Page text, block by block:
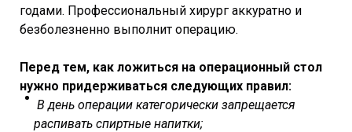
годами. Профессиональный хирург аккуратно и
безболезненно выполнит операцию.
Перед тем, как ложиться на операционный стол
нужно придерживаться следующих правил:
В день операции категорически запрещается
распивать спиртные напитки;